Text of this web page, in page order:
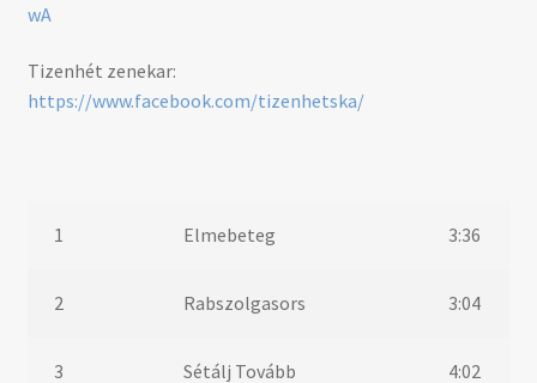
wA
Tizenhét zenekar:
https://www.facebook.com/tizenhetska/
1 Elmebeteg 3:36
2 Rabszolgasors 3:04
3 Sétálj Tovább 4:02